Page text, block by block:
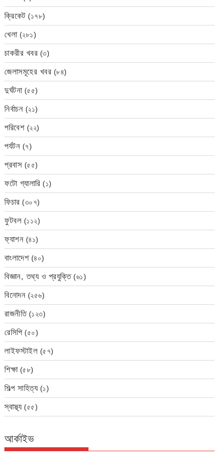
ক্রিকেট (১৭৮)
খেলা(২৮১)
চাকরীর খবর (৩)
জেলাসমূহের খবর (৮৪)
দুর্ঘটনা(৫৫)
নির্বাচন (২১)
পরিবেশ (২২)
পর্যটন (৭)
প্রবাস (৫৫)
ফটো গ্যালারি (১)
ফিচার (৩০৭)
ফুটবল (১১২)
ফ্যাশন (৪১)
বাংলাদেশ (৪০)
বিজ্ঞান, তথ্য ও প্রযুক্তি(৬১)
বিনোদন (২৫৬)
রাজনীতি(১২৩)
রেসিপি(৫০)
লাইফস্টাইল (৫৭)
শিক্ষা(৫৮)
শিল্প সাহিত্য(১)
স্বাস্থ্য(৫৫)
আর্কাইভ